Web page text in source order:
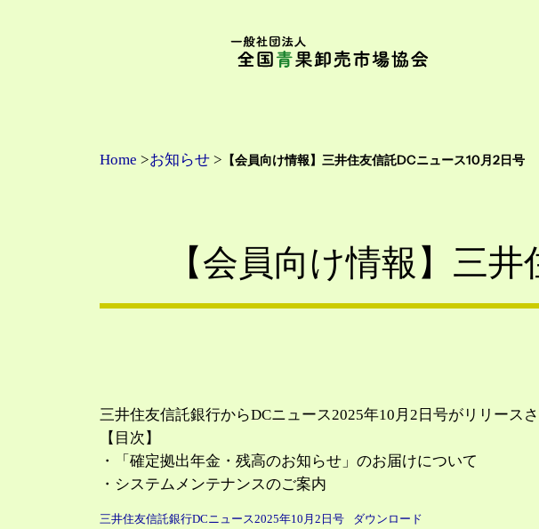
Home >お知らせ > 【会員向け情報】三井住友信託DCニュース10月2日号
【会員向け情報】三
三井住友信託銀行からDCニュース2025年10月2日号がリリースさ
【目次】
・「確定拠出年金・残高のお知らせ」のお届けについて
・システムメンテナンスのご案内
三井住友信託銀行DCニュース2025年10月2日号 ダウンロード